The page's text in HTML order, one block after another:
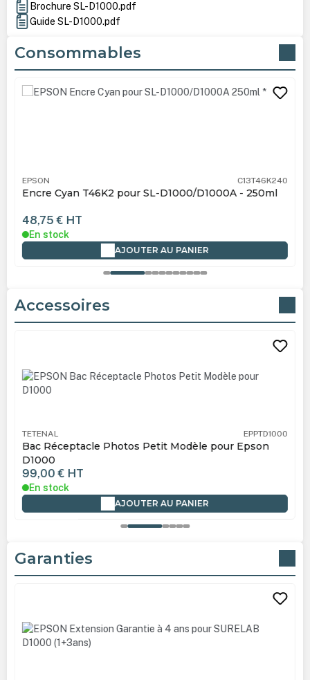
Brochure SL-D1000.pdf
Guide SL-D1000.pdf
Consommables
Ignorer la galerie de produits
EPSON C13T46K240
Encre Cyan T46K2 pour SL-D1000/D1000A - 250ml
48,75 € HT
En stock
AJOUTER AU PANIER
Accessoires
TETENAL EPPTD1000
Bac Réceptacle Photos Petit Modèle pour Epson
D1000
99,00 € HT
En stock
AJOUTER AU PANIER
Garanties